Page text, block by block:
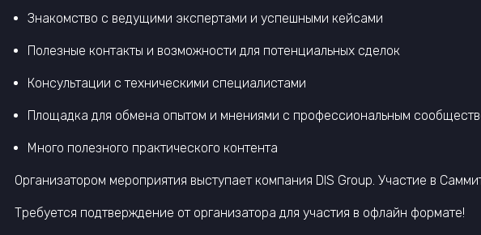
Знакомство с ведущими экспертами и успешными кейсами
Полезные контакты и возможности для потенциальных сделок
Консультации с техническими специалистами
Площадка для обмена опытом и мнениями с профессиональным
Много полезного практического контента
Организатором мероприятия выступает компания DIS Group. Участие в
Требуется подтверждение от организатора для участия в офлайн формате!